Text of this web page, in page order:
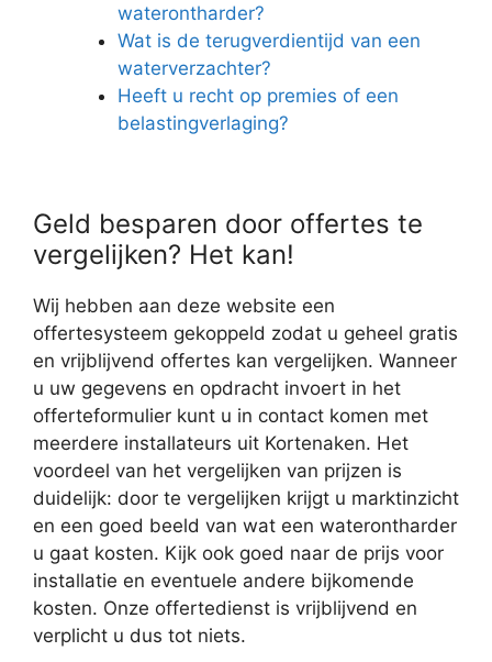
waterontharder?
Wat is de terugverdientijd van een
waterverzachter?
Heeft u recht op premies of een
belastingverlaging?
Geld besparen door offertes te
vergelijken? Het kan!
Wij hebben aan deze website een
offertesysteem gekoppeld zodat u geheel gratis
en vrijblijvend offertes kan vergelijken. Wanneer
u uw gegevens en opdracht invoert in het
offerteformulier kunt u in contact komen met
meerdere installateurs uit Kortenaken. Het
voordeel van het vergelijken van prijzen is
duidelijk: door te vergelijken krijgt u marktinzicht
en een goed beeld van wat een waterontharder
u gaat kosten. Kijk ook goed naar de prijs voor
installatie en eventuele andere bijkomende
kosten. Onze offertedienst is vrijblijvend en
verplicht u dus tot niets.